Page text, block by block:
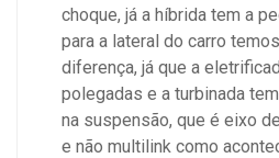
choque, já a híbrida tem a
para a lateral do carro
diferença, já que a
polegadas e a turbinada
na suspensão, que é eixo
e não multilink como